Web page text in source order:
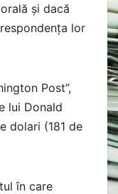
și dacă
lor
Post”,
lui Donald
dolari (181 de
în care